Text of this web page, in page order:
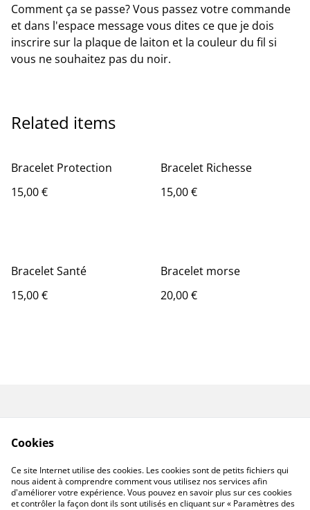
Comment ça se passe? Vous passez votre commande
et dans l'espace message vous dites ce que je dois
inscrire sur la plaque de laiton et la couleur du fil si
vous ne souhaitez pas du noir.
Related items
Bracelet Protection
15,00 €
Bracelet Richesse
15,00 €
Bracelet Santé
15,00 €
Bracelet morse
20,00 €
confidentialité
Politique de cookies
Cookies
Ce site Internet utilise des cookies. Les cookies sont de petits fichiers qui
nous aident à comprendre comment vous utilisez nos services afin
d'améliorer votre expérience. Vous pouvez en savoir plus sur ces cookies
et contrôler la façon dont ils sont utilisés en cliquant sur « Paramètres des